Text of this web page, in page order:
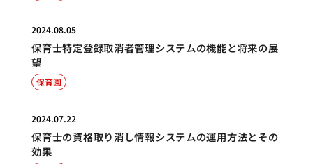
保育士特定登録取消者管理システムの機能と将来の展
望
2024.08.05
保育園
保育士の資格取り消し情報システムの運用方法とその
効果
2024.07.22